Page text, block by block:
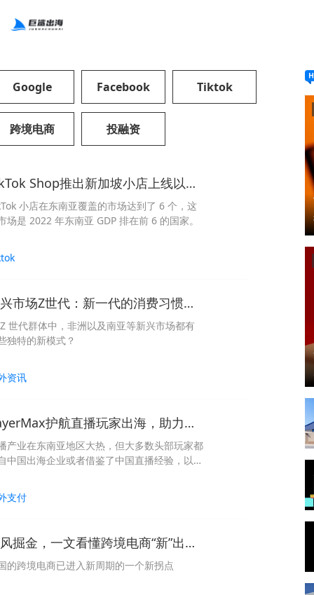
Google Facebook Tiktok
跨境电商 投融资
TikTok Shop推出新加坡小店上线以来首场大促
小店在东南亚覆盖的市场达到了 6 个，这
场是 2022 年东南亚 GDP 排在前 6 的国家。
新兴市场Z世代：新一代的消费习惯和支付新模式
世代群体中，非洲以及南亚等新兴市场都有
独特的新模式？
资讯
PayerMax护航直播玩家出海，助力游戏直播打赏安全合规
产业在东南亚地区大热，但大多数头部玩家都
中国出海企业或者借鉴了中国直播经验，以打
支付
逆风掘金，一文看懂跨境电商“新”出海流量红利
的跨境电商已进入新周期的一个新拐点